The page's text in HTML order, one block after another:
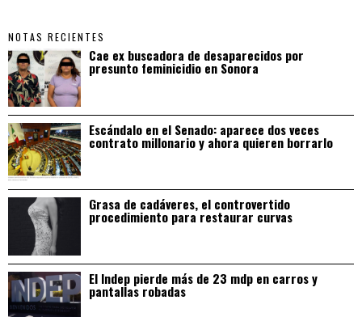
NOTAS RECIENTES
Cae ex buscadora de desaparecidos por
presunto feminicidio en Sonora
Escándalo en el Senado: aparece dos veces
contrato millonario y ahora quieren borrarlo
Grasa de cadáveres, el controvertido
procedimiento para restaurar curvas
El Indep pierde más de 23 mdp en carros y
pantallas robadas